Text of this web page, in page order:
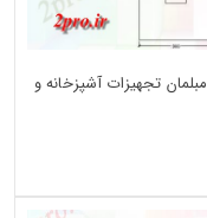
تجهیزات آشپزخانه و